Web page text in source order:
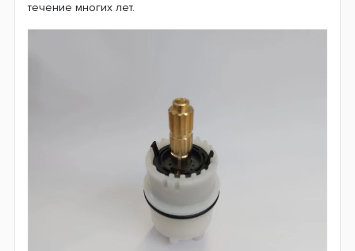
течение многих лет.